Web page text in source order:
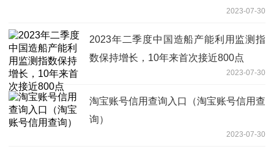
2023-07-30
2023年二季度中国造船产能利用监测指
数保持增长，10年来首次接近800点
2023-07-30
淘宝账号信用查询入口（淘宝账号信用查
询）
2023-07-30